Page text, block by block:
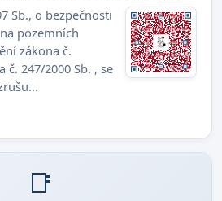
Sb., o bezpečnosti
pozemních
zákona č.
č. 247/2000 Sb. , se
📑